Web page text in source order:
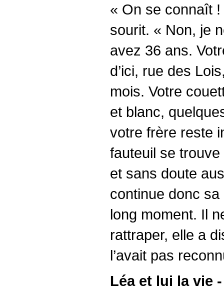
« On se connaît !
sourit. « Non, je
avez 36 ans.
d’ici, rue des
mois. Votre
et blanc,
votre frère reste
fauteuil se
et sans doute
continue donc
long moment. Il
rattraper, elle a
l’avait pas
Léa et lui la vie -